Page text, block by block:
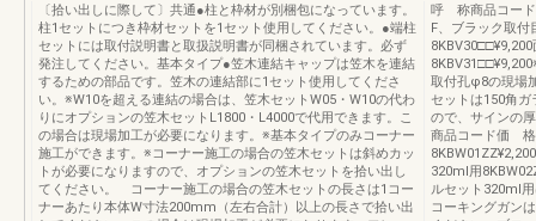
〔拾い出しに際して〕共通●柱と枠材が別梱包になっています。
柱1セットにつき枠材セットを1セット使用してください。●端柱
セットには取付説明書と取扱説明書が同梱されています。必ず
発注してください。基本タイプ●笠木連結キャップは笠木を連結
するための部品です。笠木の連結部に1セット使用してくださ
い。※W10を超える連結の場合は、笠木セットW05・W10の代わ
りにオプションの笠木セットL1800・L4000で代用できます。こ
の場合は現場加工が必要になります。※基本タイプのみコーナー
施工ができます。※コーナー施工の場合の笠木セットは斜めカッ
トが必要になりますので、オプションの笠木セットを拾い出し
てください。 コーナー施工の場合の笠木セットの長さは1コー
ナーあたり本体W寸法200mm（左右合計）以上の長さで拾い出
呼 称商品コー
F、ブラック取付
取付孔φ8の現場
セットは150角
ので、サインの
商品コード価 格
320ml用
ルセット320ml
コーキングガン